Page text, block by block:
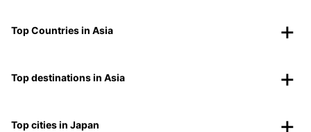
Top Countries in Asia
Top destinations in Asia
Top cities in Japan